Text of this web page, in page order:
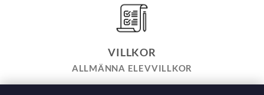
VILLKOR
ALLMÄNNA ELEVVILLKOR